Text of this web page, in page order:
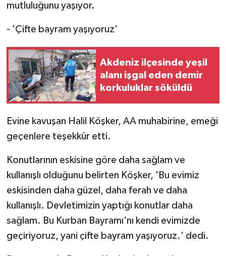
mutluluğunu yaşıyor.
- 'Çifte bayram yaşıyoruz'
Akdeniz ilçesinde yeşil
alanı işgal eden demir
korkuluklar söküldü
Evine kavuşan Halil Köşker, AA muhabirine, emeği
geçenlere teşekkür etti.
Konutlarının eskisine göre daha sağlam ve
kullanışlı olduğunu belirten Köşker, 'Bu evimiz
eskisinden daha güzel, daha ferah ve daha
kullanışlı. Devletimizin yaptığı konutlar daha
sağlam. Bu Kurban Bayramı'nı kendi evimizde
geçiriyoruz, yani çifte bayram yaşıyoruz.' dedi.